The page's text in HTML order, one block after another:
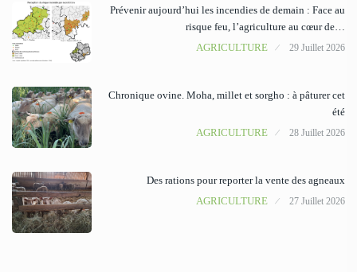
Prévenir aujourd’hui les incendies de demain : Face au
risque feu, l’agriculture au cœur de…
AGRICULTURE
29 Juillet 2026
Chronique ovine. Moha, millet et sorgho : à pâturer cet
été
AGRICULTURE
28 Juillet 2026
Des rations pour reporter la vente des agneaux
AGRICULTURE
27 Juillet 2026